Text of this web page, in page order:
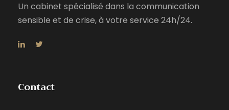
Un cabinet spécialisé dans la communication
sensible et de crise, à votre service 24h/24.
Contact